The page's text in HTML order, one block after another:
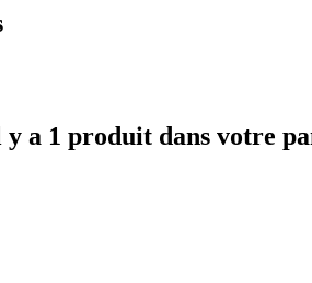
a 1 produit dans votre